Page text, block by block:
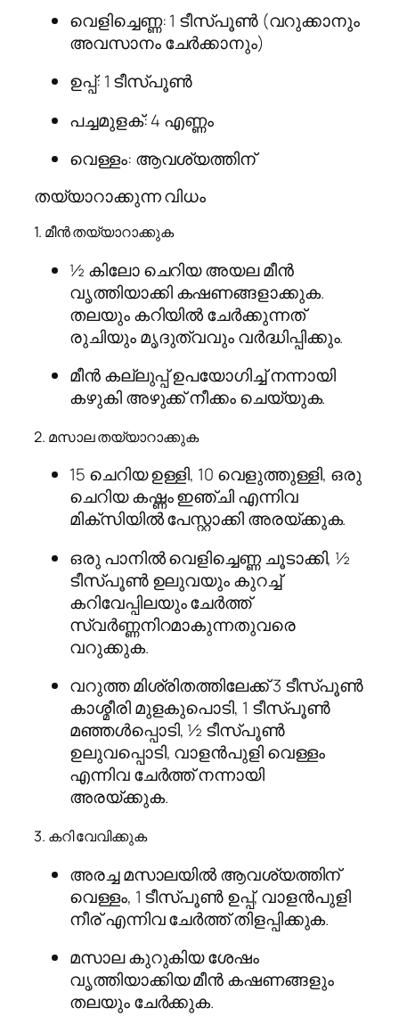
വെളിച്ചെണ്ണ: 1 ടീസ്പൂൺ (വറുക്കാനും
അവസാനം ചേർക്കാനും)
ഉപ്പ്: 1 ടീസ്പൂൺ
പച്ചമുളക്: 4 എണ്ണം
വെള്ളം: ആവശ്യത്തിന്
തയ്യാറാക്കുന്ന വിധം
1. മീൻ തയ്യാറാക്കുക
½ കിലോ ചെറിയ അയല മീൻ
വൃത്തിയാക്കി കഷണങ്ങളാക്കുക.
തലയും കറിയിൽ ചേർക്കുന്നത്
രുചിയും മൃദുത്വവും വർദ്ധിപ്പിക്കും.
മീൻ കല്ലുപ്പ് ഉപയോഗിച്ച് നന്നായി
കഴുകി അഴുക്ക് നീക്കം ചെയ്യുക.
2. മസാല തയ്യാറാക്കുക
15 ചെറിയ ഉള്ളി, 10 വെളുത്തുള്ളി, ഒരു
ചെറിയ കഷ്ണം ഇഞ്ചി എന്നിവ
മിക്സിയിൽ പേസ്റ്റാക്കി അരയ്ക്കുക.
ഒരു പാനിൽ വെളിച്ചെണ്ണ ചൂടാക്കി, ½
ടീസ്പൂൺ ഉലുവയും കുറച്ച്
കറിവേപ്പിലയും ചേർത്ത്
സ്വർണ്ണനിറമാകുന്നതുവരെ
വറുക്കുക.
വറുത്ത മിശ്രിതത്തിലേക്ക് 3 ടീസ്പൂൺ
കാശ്മീരി മുളകുപൊടി, 1 ടീസ്പൂൺ
മഞ്ഞൾപ്പൊടി, ½ ടീസ്പൂൺ
ഉലുവപ്പൊടി, വാളൻപുളി വെള്ളം
എന്നിവ ചേർത്ത് നന്നായി
അരയ്ക്കുക.
3. കറി വേവിക്കുക
അരച്ച മസാലയിൽ ആവശ്യത്തിന്
വെള്ളം, 1 ടീസ്പൂൺ ഉപ്പ്, വാളൻപുളി
നീര് എന്നിവ ചേർത്ത് തിളപ്പിക്കുക.
മസാല കുറുകിയ ശേഷം
വൃത്തിയാക്കിയ മീൻ കഷണങ്ങളും
തലയും ചേർക്കുക.